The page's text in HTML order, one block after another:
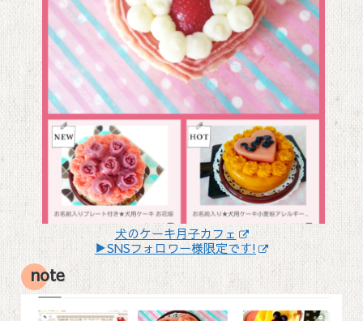
犬のケーキ月子カフェ
▶SNSフォロワー様限定です!
note